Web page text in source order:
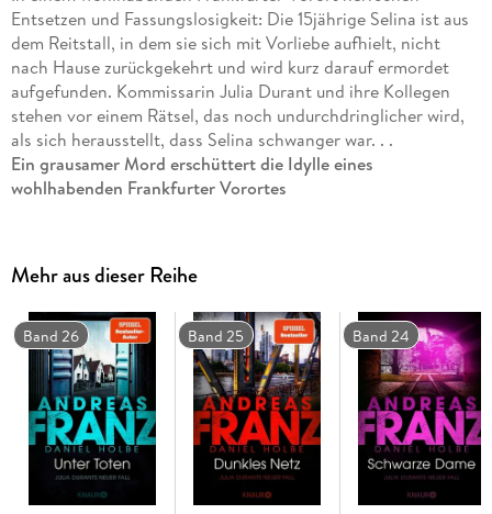
Entsetzen und Fassungslosigkeit: Die 15jährige Selina ist aus
dem Reitstall, in dem sie sich mit Vorliebe aufhielt, nicht
nach Hause zurückgekehrt und wird kurz darauf ermordet
aufgefunden. Kommissarin Julia Durant und ihre Kollegen
stehen vor einem Rätsel, das noch undurchdringlicher wird,
als sich herausstellt, dass Selina schwanger war. . .
Ein grausamer Mord erschüttert die Idylle eines
wohlhabenden Frankfurter Vorortes
Julia Durant
in einem komplexen Fall.
Die 15-jährige Selina kehrt eines Tages nicht aus dem Reitstall
nach Hause zurück. Kurz darauf wird sie ermordet
aufgefunden, und es stellt sich heraus, dass sie schwanger
war. Mit scharfem Blick für die Details und Gespür für die
menschlichen Abgründe führt Kommissarin Julia Durant die
Ermittlungen, doch der Mörder erweist sich als schwer zu
fassen.
Mehr aus dieser Reihe
Band 26 Band 25 Band 24